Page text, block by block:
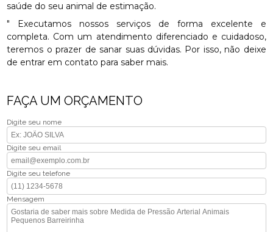
saúde do seu animal de estimação.
" Executamos nossos serviços de forma excelente e
completa. Com um atendimento diferenciado e cuidadoso,
teremos o prazer de sanar suas dúvidas. Por isso, não deixe
de entrar em contato para saber mais.
FAÇA UM ORÇAMENTO
Digite seu nome
Digite seu email
Digite seu telefone
Mensagem